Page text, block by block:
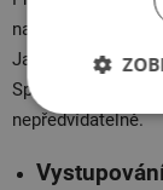
na prudké
Jakkoli
Spolujezdec na
nepředvídatelně.